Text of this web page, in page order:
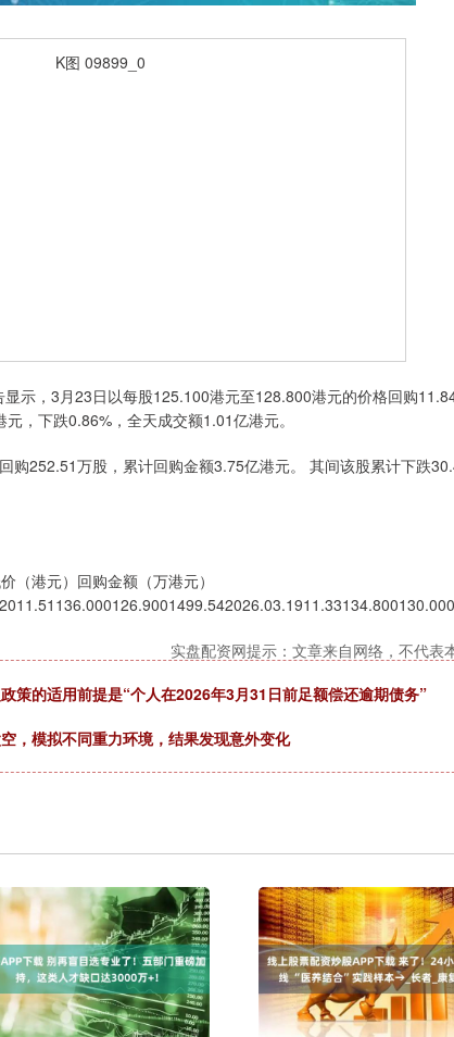
示，3月23日以每股125.100港元至128.800港元的价格回购
，下跌0.86%，全天成交额1.01亿港元。
252.51万股，累计回购金额3.75亿港元。 其间该股累计下跌
（港元）回购金额（万港元）
实盘配资网提示：文章来自网络，不代表
策的适用前提是“个人在2026年3月31日前足额偿还逾期债务”
，模拟不同重力环境，结果发现意外变化